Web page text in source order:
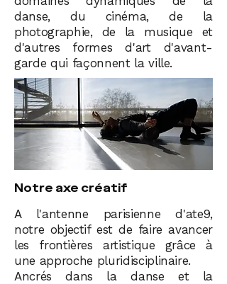
danse, du cinéma, de la
photographie, de la musique et
d'autres formes d'art d'avant-
garde qui façonnent la ville.
Notre axe créatif
A l'antenne parisienne d'ate9,
notre objectif est de faire avancer
les frontières artistique grâce à
une approche pluridisciplinaire.
Ancrés dans la danse et la